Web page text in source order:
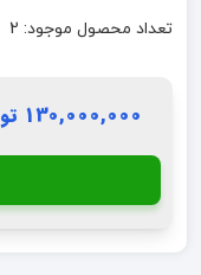
تعداد محصول موجود: 2
130,000,000 تومان